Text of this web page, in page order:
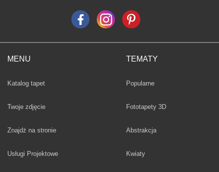
MENU
Katalog tapet
Twoje zdjęcie
Znajdż na stronie
Usługi Projektowe
TEMATY
Fototapety
Popularne
Fototapety 3D
Fototapety
Abstrakcja
Fototapety
Kwiaty